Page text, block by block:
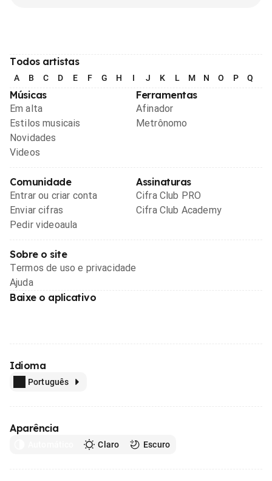
Todos artistas
A B C D E F G H I J K L M N O P Q
Músicas
Em alta
Estilos musicais
Novidades
Videos
Ferramentas
Afinador
Metrônomo
Comunidade
Entrar ou criar conta
Enviar cifras
Pedir videoaula
Assinaturas
Cifra Club PRO
Cifra Club Academy
Sobre o site
Termos de uso e privacidade
Ajuda
Baixe o aplicativo
Idioma
Português
Aparência
Claro Escuro